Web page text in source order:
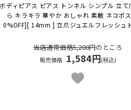
ボディピアス ピアス トンネル シンプル 立て
ら キラキラ 華やか おしゃれ 素敵 ネコポ
0%OFF][ 14mm ] 立爪ジュエルフレッシュ
当店通常価格5,280円のところ
販売価格 1,584円(税込)